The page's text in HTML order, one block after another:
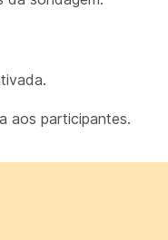
aos participantes.